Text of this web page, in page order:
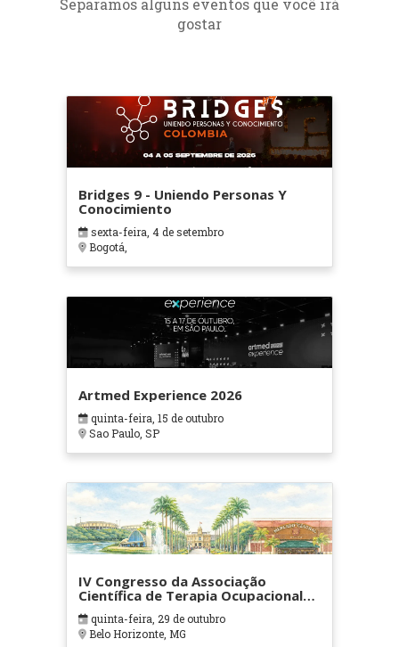
gostar
Bridges 9 - Uniendo Personas Y
Conocimiento
sexta-feira, 4 de setembro
Bogotá,
Artmed Experience 2026
quinta-feira, 15 de outubro
Sao Paulo, SP
IV Congresso da Associação
Científica de Terapia Ocupacional
em Contextos Hospitalares e
Cuidados Paliativos - ATOHOSP
quinta-feira, 29 de outubro
Belo Horizonte, MG